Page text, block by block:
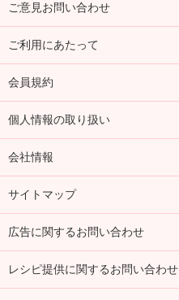
ご意見お問い合わせ
ご利用にあたって
会員規約
個人情報の取り扱い
会社情報
サイトマップ
広告に関するお問い合わせ
レシピ提供に関するお問い合わせ